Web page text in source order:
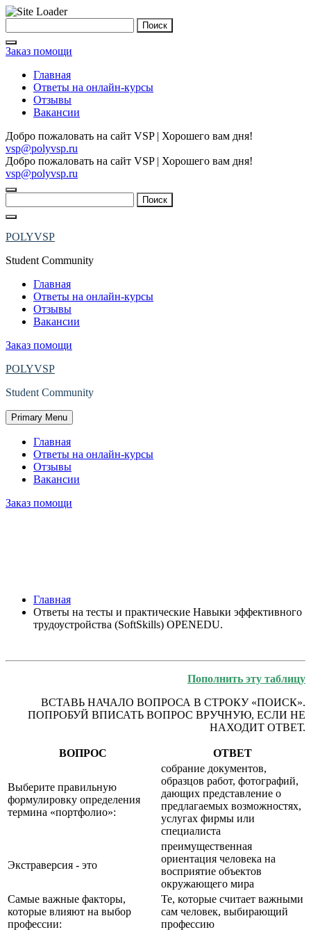
to
content
Заказ помощи
Главная
Ответы на онлайн-курсы
Отзывы
Вакансии
Добро пожаловать на сайт VSP | Хорошего вам дня!
vsp@polyvsp.ru
Добро пожаловать на сайт VSP | Хорошего вам дня!
vsp@polyvsp.ru
POLYVSP
Student Community
Главная
Ответы на онлайн-курсы
Отзывы
Вакансии
Заказ помощи
POLYVSP
Student Community
Primary Menu
Главная
Ответы на онлайн-курсы
Отзывы
Вакансии
Заказ помощи
Главная
Ответы на тесты и практические Навыки эффективного
трудоустройства (SoftSkills) OPENEDU.
Пополнить эту таблицу
ВСТАВЬ НАЧАЛО ВОПРОСА В СТРОКУ «ПОИСК».
ПОПРОБУЙ ВПИСАТЬ ВОПРОС ВРУЧНУЮ, ЕСЛИ НЕ
НАХОДИТ ОТВЕТ.
ВОПРОС ОТВЕТ
Выберите правильную
формулировку определения
термина «портфолио»:
собрание документов,
образцов работ, фотографий,
дающих представление о
предлагаемых возможностях,
услугах фирмы или
специалиста
Экстраверсия - это
преимущественная
ориентация человека на
восприятие объектов
окружающего мира
Самые важные факторы,
которые влияют на выбор
профессии:
Те, которые считает важными
сам человек, выбирающий
профессию